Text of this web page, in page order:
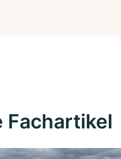
Fachartikel